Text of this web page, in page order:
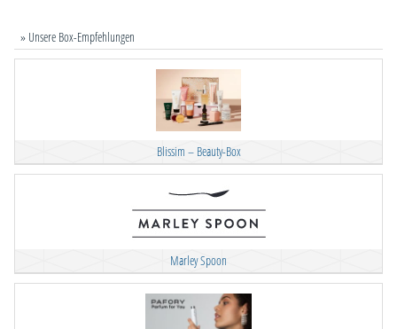
» Unsere Box-Empfehlungen
Blissim – Beauty-Box
Marley Spoon